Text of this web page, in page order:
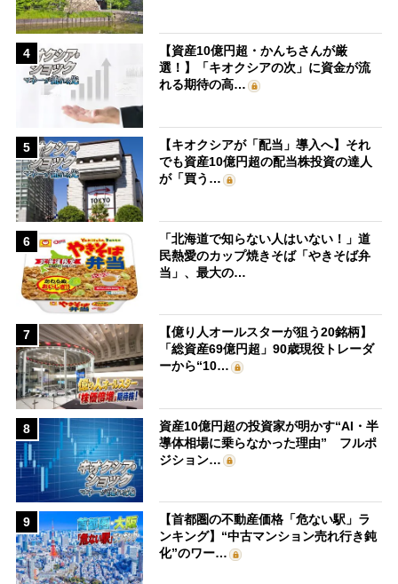
4
【資産10億円超・かんちさんが厳
選！】「キオクシアの次」に資金が流
れる期待の高…
5
【キオクシアが「配当」導入へ】それ
でも資産10億円超の配当株投資の達人
が「買う…
6
「北海道で知らない人はいない！」道
民熱愛のカップ焼きそば「やきそば弁
当」、最大の…
7
【億り人オールスターが狙う20銘柄】
「総資産69億円超」90歳現役トレーダ
ーから“10…
8
資産10億円超の投資家が明かす“AI・半
導体相場に乗らなかった理由” フルポ
ジション…
9
【首都圏の不動産価格「危ない駅」ラ
ンキング】“中古マンション売れ行き鈍
化”のワー…